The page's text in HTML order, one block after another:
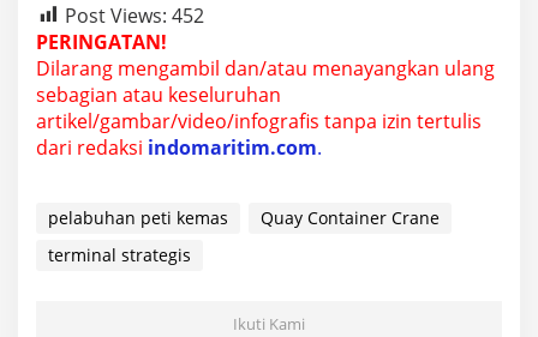
Post Views: 452
PERINGATAN!
Dilarang mengambil dan/atau menayangkan ulang
sebagian atau keseluruhan
artikel/gambar/video/infografis tanpa izin tertulis
dari redaksi indomaritim.com.
pelabuhan peti kemas
Quay Container Crane
terminal strategis
Ikuti Kami